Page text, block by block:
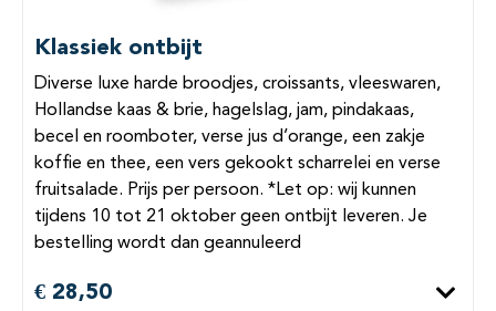
Klassiek ontbijt
Diverse luxe harde broodjes, croissants, vleeswaren,
Hollandse kaas & brie, hagelslag, jam, pindakaas,
becel en roomboter, verse jus d’orange, een zakje
koffie en thee, een vers gekookt scharrelei en verse
fruitsalade. Prijs per persoon. *Let op: wij kunnen
tijdens 10 tot 21 oktober geen ontbijt leveren. Je
bestelling wordt dan geannuleerd
€ 28,50